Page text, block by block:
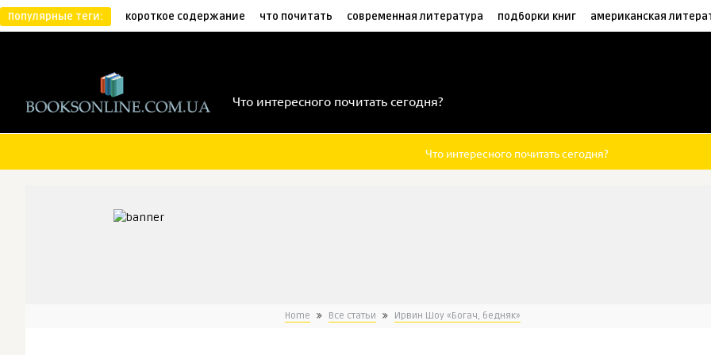
Популярные теги: короткое содержание что почитать современная литература подборки книг американская
Что интересного почитать сегодня?
Что интересного почитать сегодня?
Home Все статьи Ирвин Шоу «Богач, бедняк»